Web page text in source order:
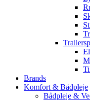
Brands
Komfort & Bådpleje
Bådpleje &